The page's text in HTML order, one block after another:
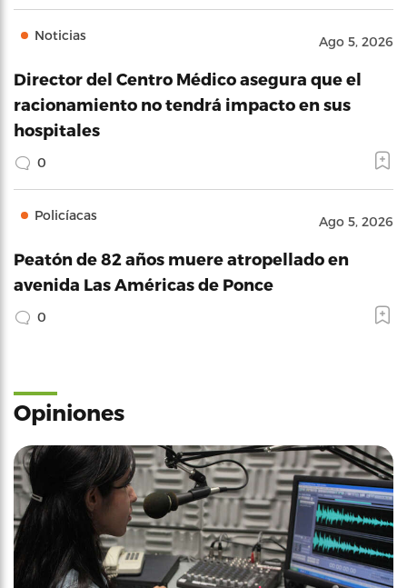
Noticias Ago 5, 2026
Director del Centro Médico asegura que el
racionamiento no tendrá impacto en sus
hospitales
0
Policíacas Ago 5, 2026
Peatón de 82 años muere atropellado en
avenida Las Américas de Ponce
0
Opiniones